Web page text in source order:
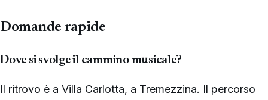
Domande rapide
Dove si svolge il cammino musicale?
Il ritrovo è a Villa Carlotta, a Tremezzina. Il percorso